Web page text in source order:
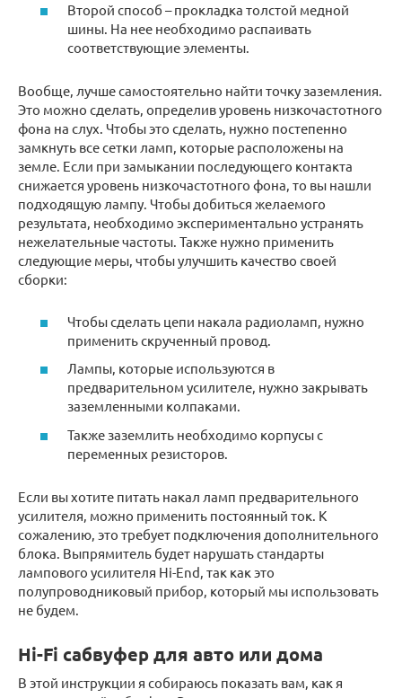
Второй способ – прокладка толстой медной
шины. На нее необходимо распаивать
соответствующие элементы.
Вообще, лучше самостоятельно найти точку заземления.
Это можно сделать, определив уровень низкочастотного
фона на слух. Чтобы это сделать, нужно постепенно
замкнуть все сетки ламп, которые расположены на
земле. Если при замыкании последующего контакта
снижается уровень низкочастотного фона, то вы нашли
подходящую лампу. Чтобы добиться желаемого
результата, необходимо экспериментально устранять
нежелательные частоты. Также нужно применить
следующие меры, чтобы улучшить качество своей
сборки:
Чтобы сделать цепи накала радиоламп, нужно
применить скрученный провод.
Лампы, которые используются в
предварительном усилителе, нужно закрывать
заземленными колпаками.
Также заземлить необходимо корпусы с
переменных резисторов.
Если вы хотите питать накал ламп предварительного
усилителя, можно применить постоянный ток. К
сожалению, это требует подключения дополнительного
блока. Выпрямитель будет нарушать стандарты
лампового усилителя Hi-End, так как это
полупроводниковый прибор, который мы использовать
не будем.
Hi-Fi cабвуфер для авто или дома
В этой инструкции я собираюсь показать вам, как я